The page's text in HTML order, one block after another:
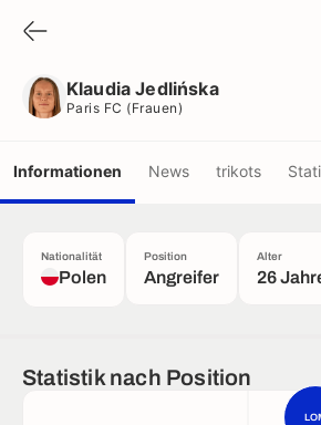
Klaudia Jedlińska
Paris FC (frauen)
Informationen News trikots
Nationalität
Polen
Position
Angreifer
Alter
26
Statistik nach Position